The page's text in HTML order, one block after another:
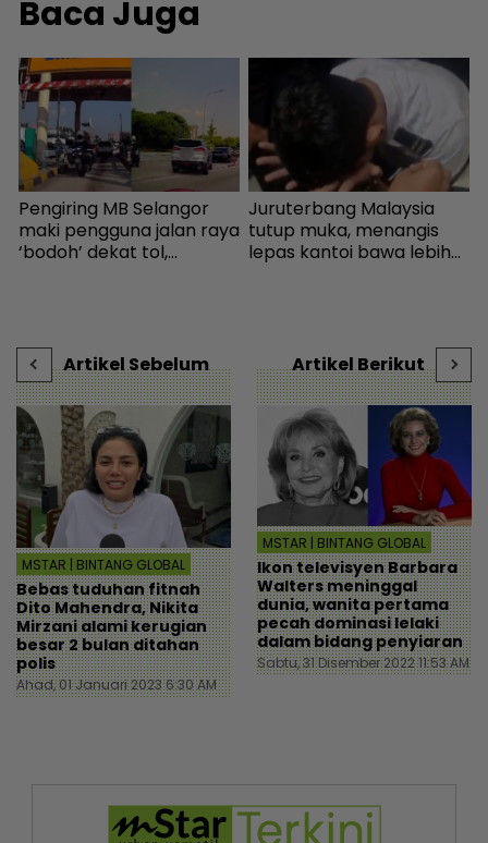
Baca Juga
Pengiring MB Selangor
maki pengguna jalan raya
‘bodoh’ dekat tol,
Juruterbang Malaysia
tutup muka, menangis
lepas kantoi bawa lebih
Artikel Sebelum
MSTAR | BINTANG GLOBAL
Bebas tuduhan fitnah
Dito Mahendra, Nikita
Mirzani alami kerugian
besar 2 bulan ditahan
polis
Ahad, 01 Januari 2023 6:30 AM
Artikel Berikut
MSTAR | BINTANG GLOBAL
Ikon televisyen Barbara
Walters meninggal
dunia, wanita pertama
pecah dominasi lelaki
dalam bidang penyiaran
Sabtu, 31 Disember 2022 11:53 AM